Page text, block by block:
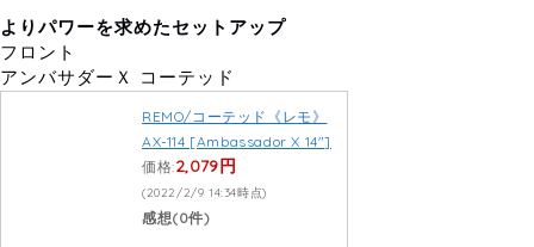
よりパワーを求めたセットアップ
フロント
アンバサダーＸ コーテッド
REMO/コーテッド《レモ》
AX-114 [Ambassador X 14″]
価格:2,079円
(2022/2/9 14:34時点)
感想(0件)